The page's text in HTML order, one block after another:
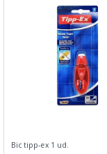
Bic tipp-ex 1 ud.